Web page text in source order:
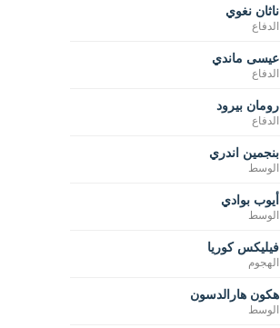
ناثان نغوي
الدفاع
عيسى ماندي
الدفاع
رومان بيرود
الدفاع
بنجمين اندري
الوسط
أيوب بوادي
الوسط
فيليكس كوريا
الهجوم
هكون هارالدسون
الوسط